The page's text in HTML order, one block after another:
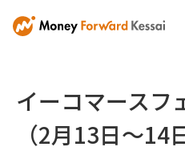
イーコマースフ
（2月13日〜